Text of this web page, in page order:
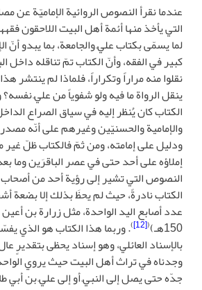
عندما نقرأ النصوص الروائية الإماميّة عن
التي يأخذ منها أئمة أهل البيت اللاحقون
لما يسمّى بكتاب عليّ والجامعة، بما يبدو أنّ
كبير في الفقه، وأنّ الكتاب تمّ تناقله داخل
نقلوا منه مراراً وتكراراً، فلماذا لم ينتشر
ينقل الرواة ما فيه ولو شفوياً من عليّ
الكتاب كان يُنظر إليه في سياق الصراع
والإمامية والحسنيّين وغيرهم على أنّه
ودليل على إمامته، ومن ثمّ فالكتاب ظلّ
إملاؤه على أحد حتى في عصر الباقرَين وما
النصوص التي تشير إلى رؤية أحد من
الكتاب نادرةً، حيث لم يحظَ بذلك إلا بضعة
150هـ) (
[12]
). وربما هذا الكتاب هو الذي
بالإسناد العائلي، وهو إسناد يحظى بتقديرٍ
وجدناه في تراث أهل البيت حيث يروي
جدّه حتى يصل إلى النبيّ أو إلى عليّ بن أبي